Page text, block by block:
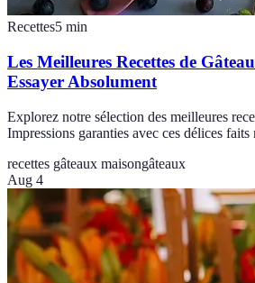
Recettes5 min
Les Meilleures Recettes de
Essayer Absolument
Explorez notre sélection des meilleures
Impressions garanties avec ces délices faits
recettes gâteaux maisongâteaux
Aug 4